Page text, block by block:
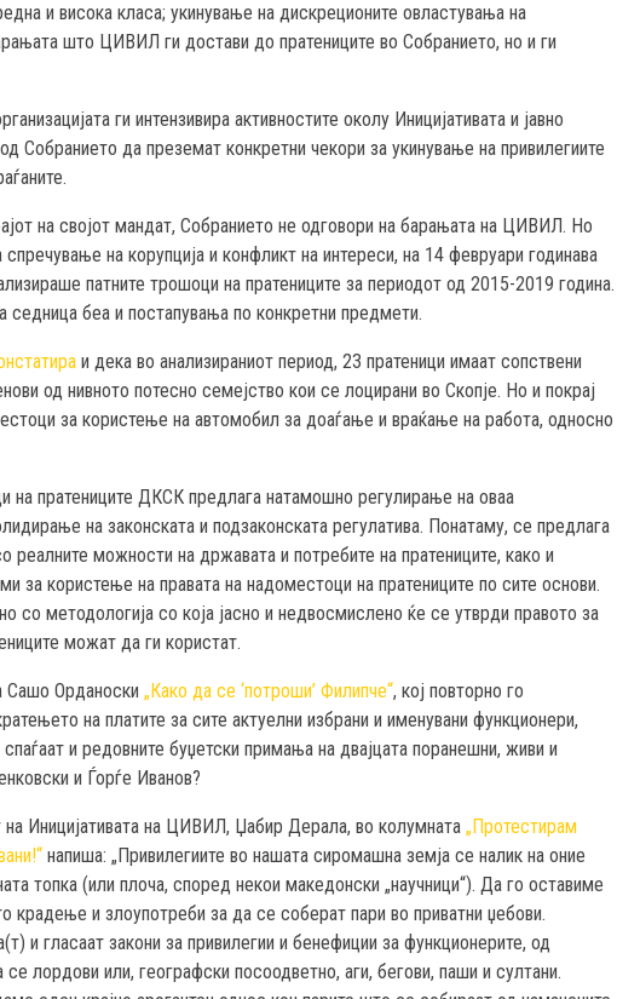
и висока класа; укинување на дискреционите овластувања на
што ЦИВИЛ ги достави до пратениците во Собранието, но и ги
ги интензивира активностите околу Иницијативата и јавно
Собранието да преземат конкретни чекори за укинување на привилегиите
на својот мандат, Собранието не одговори на барањата на ЦИВИЛ. Но
на корупција и конфликт на интереси, на 14 февруари годинава
патните трошоци на пратениците за периодот од 2015-2019 година.
седница беа и постапувања по конкретни предмети.
и дека во анализираниот период, 23 пратеници имаат сопствени
од нивното потесно семејство кои се лоцирани во Скопје. Но и покрај
за користење на автомобил за доаѓање и враќање на работа, односно
на пратениците ДКСК предлага натамошно регулирање на оваа
на законската и подзаконската регулатива. Понатаму, се предлага
реалните можности на државата и потребите на пратениците, како и
за користење на правата на надоместоци на пратениците по сите основи.
со методологија со која јасно и недвосмислено ќе се утврди правото за
можат да ги користат.
Сашо Орданоски „Како да се ‘потроши’ Филипче“, кој повторно го
на платите за сите актуелни избрани и именувани функционери,
и редовните буџетски примања на двајцата поранешни, живи и
и Ѓорѓе Иванов?
на Иницијативата на ЦИВИЛ, Џабир Дерала, во колумната „Протестирам
напиша: „Привилегиите во нашата сиромашна земја се налик на оние
топка (или плоча, според некои македонски „научници“). Да го оставиме
крадење и злоупотреби за да се соберат пари во приватни џебови.
и гласаат закони за привилегии и бенефиции за функционерите, од
се лордови или, географски посоодветно, аги, бегови, паши и султани.